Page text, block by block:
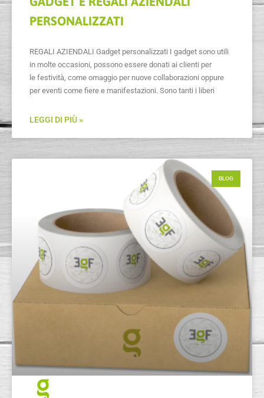
PERSONALIZZATI
REGALI AZIENDALI Gadget personalizzati I gadget sono utili
in molte occasioni, possono essere donati ai clienti per
le festività, come omaggio per nuove collaborazioni oppure
per eventi come fiere e manifestazioni. Sono tanti i liberi
LEGGI DI PIÙ »
BLOG